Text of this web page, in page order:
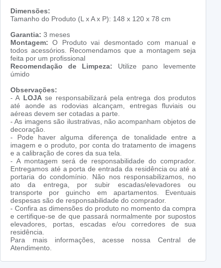
Dimensões:
Tamanho do Produto (L x A x P): 148 x 120 x 78 cm
Garantia: 3 meses
Montagem:O Produto vai desmontado com manual e
todos acessórios. Recomendamos que a montagem seja
feita por um profissional
Recomendação de Limpeza: Utilize pano levemente
úmido
Observações:
- A LOJAse responsabilizará pela entrega dos produtos
até aonde as rodovias alcançam, entregas fluviais ou
aéreas devem ser cotadas a parte.
- As imagens são ilustrativas, não acompanham objetos de
decoração.
- Pode haver alguma diferença de tonalidade entre a
imagem e o produto, por conta do tratamento de imagens
e a calibração de cores da sua tela.
- A montagem será de responsabilidade do comprador.
Entregamos até a porta de entrada da residência ou até a
portaria do condomínio. Não nos responsabilizamos, no
ato da entrega, por subir escadas/elevadores ou
transporte por guincho em apartamentos. Eventuais
despesas são de responsabilidade do comprador.
- Confira as dimensões do produto no momento da compra
e certifique-se de que passará normalmente por supostos
elevadores, portas, escadas e/ou corredores de sua
residência.
Para mais informações, acesse nossa Central de
Atendimento.